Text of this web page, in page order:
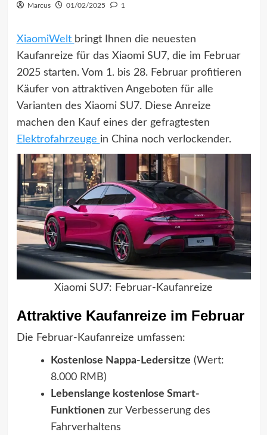
Marcus 01/02/2025 1
XiaomiWelt bringt Ihnen die neuesten
Kaufanreize für das Xiaomi SU7, die im Februar
2025 starten. Vom 1. bis 28. Februar profitieren
Käufer von attraktiven Angeboten für alle
Varianten des Xiaomi SU7. Diese Anreize
machen den Kauf eines der gefragtesten
Elektrofahrzeuge in China noch verlockender.
Xiaomi SU7: Februar-Kaufanreize
Attraktive Kaufanreize im Februar
Die Februar-Kaufanreize umfassen:
Kostenlose Nappa-Ledersitze (Wert:
8.000 RMB)
Lebenslange kostenlose Smart-
Funktionenzur Verbesserung des
Fahrverhaltens